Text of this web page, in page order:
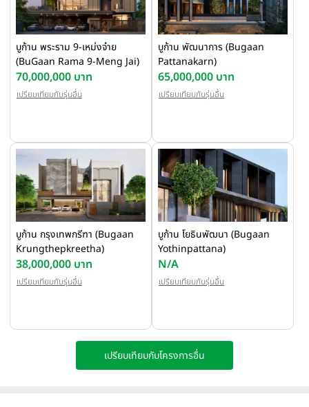
บูก้าน พระราม 9-เหม่งจ๋าย
(BuGaan Rama 9-Meng Jai)
70,000,000 บาท
เปรียบเทียบกับรุ่นอื่น
บูก้าน พัฒนาการ (Bugaan
Pattanakarn)
65,000,000 บาท
เปรียบเทียบกับรุ่นอื่น
บูก้าน กรุงเทพกรีฑา (Bugaan
Krungthepkreetha)
38,000,000 บาท
เปรียบเทียบกับรุ่นอื่น
บูก้าน โยธินพัฒนา (Bugaan
Yothinpattana)
N/A
เปรียบเทียบกับรุ่นอื่น
เปรียบเทียบกับโครงการอื่น